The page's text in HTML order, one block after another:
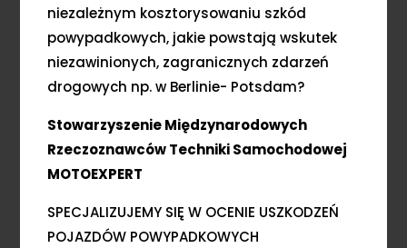
niezależnym kosztorysowaniu szkód
powypadkowych, jakie powstają wskutek
niezawinionych, zagranicznych zdarzeń
drogowych np. w Berlinie- Potsdam?
Stowarzyszenie Międzynarodowych
Rzeczoznawców Techniki Samochodowej
MOTOEXPERT
SPECJALIZUJEMY SIĘ W OCENIE USZKODZEŃ
POJAZDÓW POWYPADKOWYCH